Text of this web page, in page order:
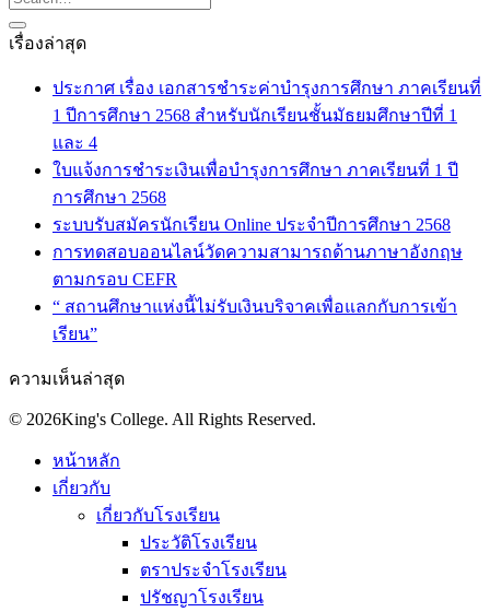
เรื่องล่าสุด
ประกาศ เรื่อง เอกสารชำระค่าบำรุงการศึกษา ภาคเรียนที่
1 ปีการศึกษา 2568 สำหรับนักเรียนชั้นมัธยมศึกษาปีที่ 1
และ 4
ใบแจ้งการชำระเงินเพื่อบำรุงการศึกษา ภาคเรียนที่ 1 ปี
การศึกษา 2568
ระบบรับสมัครนักเรียน Online ประจำปีการศึกษา 2568
การทดสอบออนไลน์วัดความสามารถด้านภาษาอังกฤษ
ตามกรอบ CEFR
“ สถานศึกษาแห่งนี้ไม่รับเงินบริจาคเพื่อแลกกับการเข้า
เรียน”
ความเห็นล่าสุด
© 2026King's College. All Rights Reserved.
หน้าหลัก
เกี่ยวกับ
เกี่ยวกับโรงเรียน
ประวัติโรงเรียน
ตราประจำโรงเรียน
ปรัชญาโรงเรียน